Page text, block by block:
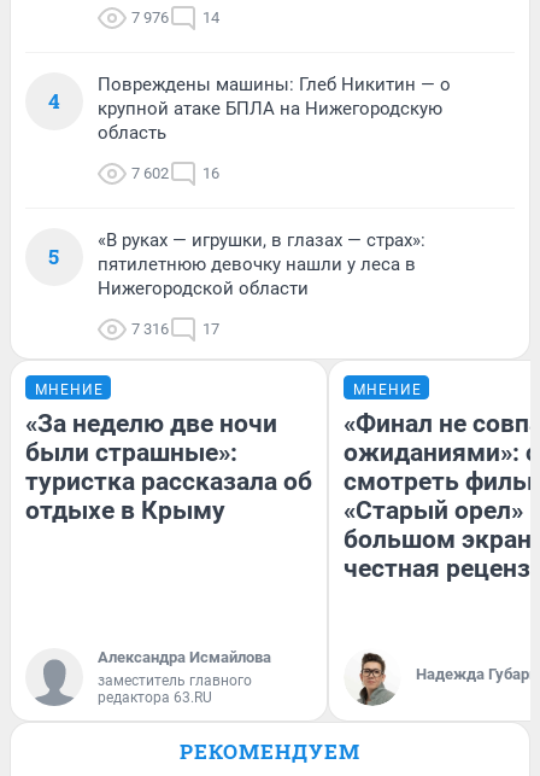
7 976 14
4
Повреждены машины: Глеб Никитин — о
крупной атаке БПЛА на Нижегородскую
область
7 602 16
5
«В руках — игрушки, в глазах — страх»:
пятилетнюю девочку нашли у леса в
Нижегородской области
7 316 17
МНЕНИЕ
«За неделю две ночи
были страшные»:
туристка рассказала об
отдыхе в Крыму
Александра Исмайлова
заместитель главного
редактора 63.RU
МНЕНИЕ
«Финал не
ожиданиями»:
смотреть
«Старый орел»
большом
честная
Надежда Губарь
РЕКОМЕНДУЕМ